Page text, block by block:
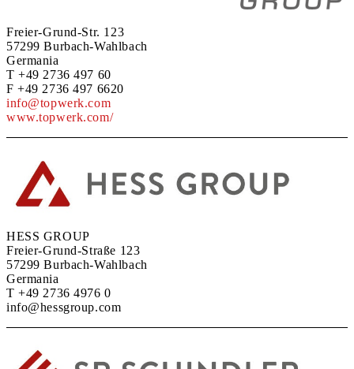
Freier-Grund-Str. 123
57299 Burbach-Wahlbach
Germania
T +49 2736 497 60
F +49 2736 497 6620
info@topwerk.com
www.topwerk.com/
HESS GROUP
Freier-Grund-Straße 123
57299 Burbach-Wahlbach
Germania
T +49 2736 4976 0
info@hessgroup.com